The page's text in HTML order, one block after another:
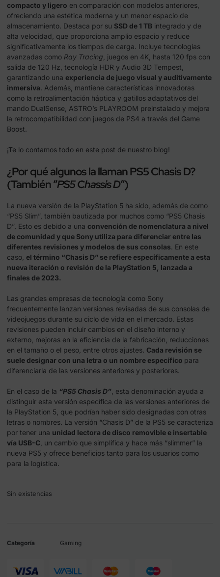
compacto y ligero en comparación con modelos anteriores,
ofreciendo una estética moderna y un menor espacio de
almacenamiento. Destaca por su SSD de 1 TB integrado y de
alta velocidad, que proporciona amplio espacio y reduce
significativamente los tiempos de carga. Incluye tecnologías
avanzadas como Ray Tracing , juegos en 4K, hasta 120 fps con
salida de 120 Hz, tecnología HDR y Audio 3D Tempest,
garantizando una experiencia de juego visual y auditivamente
inmersiva. Además, mantiene características innovadoras
como la retroalimentación háptica y gatillos adaptativos del
mando DualSense, ASTRO’s PLAYROOM preinstalado y mejora
la retrocompatibilidad con juegos de PS4 a través del Game
Boost.
¡Te lo contamos todo en este post de nuestro blog!
¿Por qué algunos la llaman PS5 Chasis D?
(También “PS5 Chassis D“)
La nueva versión de la PlayStation 5 ha sido, además de como
“PS5 Slim”, también bautizada por muchos como “PS5 Chasis
D”. Esto es debido a una convención de nomenclatura a nivel
de comunidad y que Sony utiliza para diferenciar entre las
diferentes revisiones y modelos de sus consolas. En este
caso, el término “Chasis D” se refiere específicamente a esta
nueva iteración o revisión de la PlayStation 5, lanzada a
finales de 2023.
Las grandes empresas de tecnología como Sony
frecuentemente lanzan versiones revisadas de sus consolas de
videojuegos durante su ciclo de vida en el mercado. Estas
revisiones pueden incluir cambios en el diseño interno y
externo, mejoras en la eficiencia de la fabricación, reducciones
en el tamaño o el peso, entre otros ajustes. Cada revisión se
suele designar con una letra o un nombre específico para
diferenciarla de las versiones anteriores y posteriores.
En el caso de la “PS5 Chasis D” , esta denominación ayuda a
distinguir esta versión específica de las versiones anteriores de
la PlayStation 5, que podrían haber sido designadas con otras
letras o nombres. La versión “Chasis D” de la PS5 se caracteriza
por tener una unidad lectora de disco removible e insertable
vía USB-C , un cambio que simplifica y hace más “slimmer” la
nueva PS5 y ofrece beneficios tanto para los usuarios como
para la logística.
Sin existencias
Categoría Gaming